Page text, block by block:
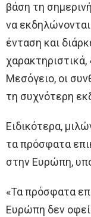
βάση τη
να
ένταση και
χαρακτηριστικά,
Μεσόγειο, οι
τη συχνότερη
Ειδικότερα,
τα πρόσφατα
στην Ευρώπη,
«Τα πρόσφατα
Ευρώπη δεν